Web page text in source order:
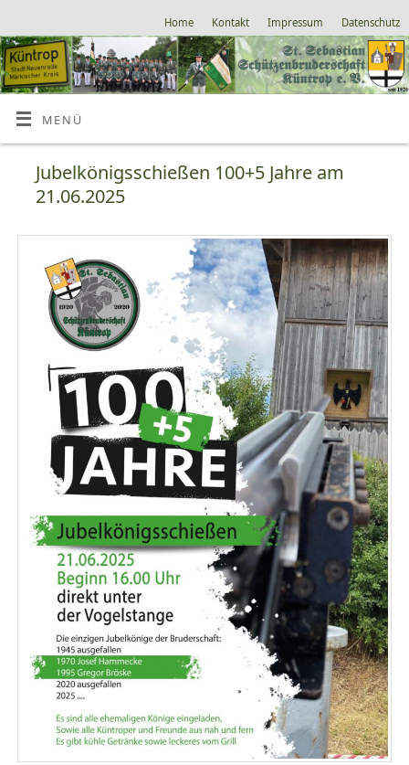
Home Kontakt Impressum Datenschutz
MENÜ
Jubelkönigsschießen 100+5 Jahre am
21.06.2025